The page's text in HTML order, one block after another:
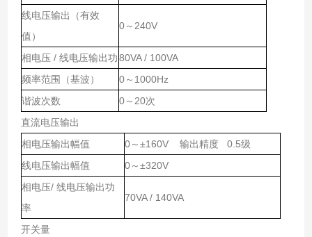
线电压输出（有效
值）
0～240V
相电压 / 线电压输出功80VA / 100VA
频率范围（基波）
0～1000Hz
谐波次数
0～20次
直流电压输出
相电压输出幅值
0～±160V 输出精度 0.5级
线电压输出幅值
0～±320V
相电压/ 线电压输出功
率
70VA / 140VA
开关量